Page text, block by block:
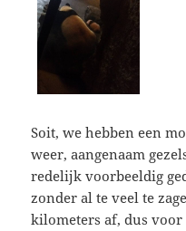
Soit, we hebben een
weer, aangenaam
redelijk voorbeeldig
zonder al te veel te
kilometers af, dus